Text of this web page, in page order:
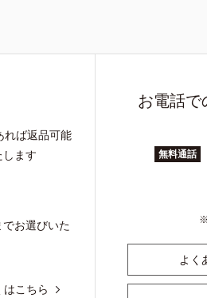
れば返品可能
ます
お選びいた
はこちら
お電話で
無料通話
よく